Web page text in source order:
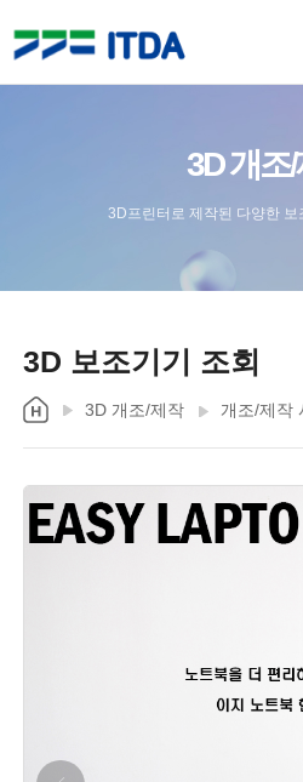
3D 개조
3D프린터로 제작된 다양한 보
3D 보조기기 조회
3D 개조/제작 개조/제작